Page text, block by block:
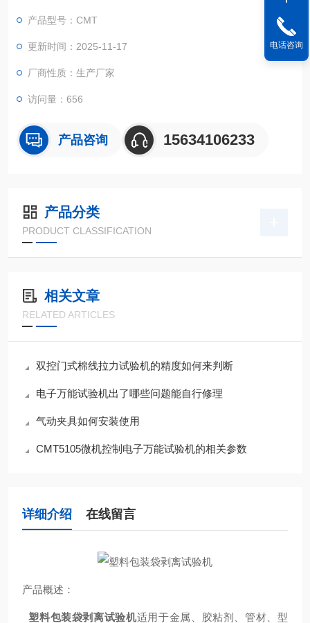
工作。
产品型号：CMT
更新时间：2025-11-17
厂商性质：生产厂家
访问量：656
产品咨询 15634106233
产品分类
PRODUCT CLASSIFICATION
相关文章
RELATED ARTICLES
双控门式棉线拉力试验机的精度如何来判断
电子万能试验机出了哪些问题能自行修理
气动夹具如何安装使用
CMT5105微机控制电子万能试验机的相关参数
详细介绍 在线留言
产品概述：
塑料包装袋剥离试验机适用于金属、胶粘剂、管材、型
电话咨询